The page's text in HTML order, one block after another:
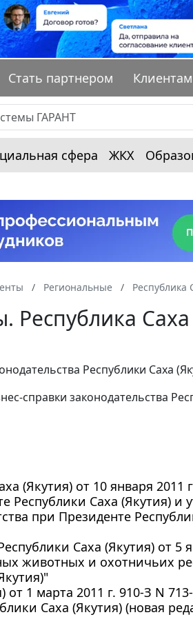
Стать партнером Клиентам
сфера ЖКХ
Региональные Республика
Республика
Республики Саха
справки законодательства
(Якутия) от 10 января
Республики Саха (Якутия)
при Президенте
Саха (Якутия) от 5
животных и охотничьих
от 1 марта 2011 г. 910-З N
Саха (Якутия) (новая